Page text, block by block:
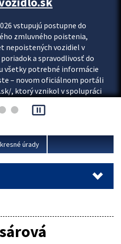
vstupujú postupne do
zmluvného poistenia,
nepoistených vozidiel v
a spravodlivosť do
všetky potrebné informácie
– novom oficiálnom portáli
, ktorý vznikol v spolupráci
a Ministerstva vnútra SR.
pause_presentation
úrady